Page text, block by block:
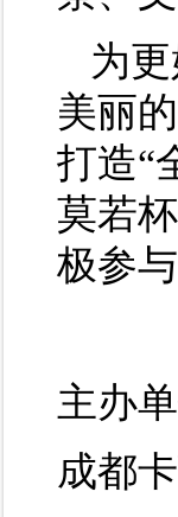
为
美丽
打造“
莫若
极参
主办
成都